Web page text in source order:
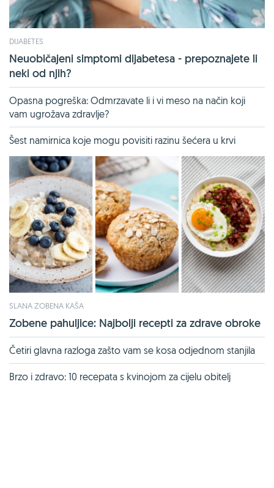
DIJABETES
Neuobičajeni simptomi dijabetesa - prepoznajete li
neki od njih?
Opasna pogreška: Odmrzavate li i vi meso na način koji
vam ugrožava zdravlje?
Šest namirnica koje mogu povisiti razinu šećera u krvi
SLANA ZOBENA KAŠA
Zobene pahuljice: Najbolji recepti za zdrave obroke
Četiri glavna razloga zašto vam se kosa odjednom stanjila
Brzo i zdravo: 10 recepata s kvinojom za cijelu obitelj